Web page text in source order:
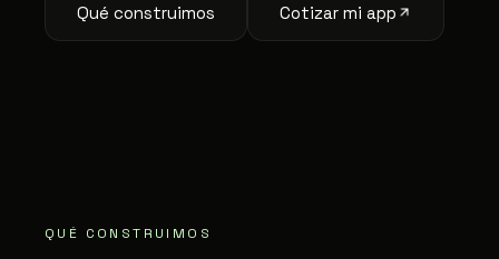
Qué construimos Cotizar mi app
QUÉ CONSTRUIMOS